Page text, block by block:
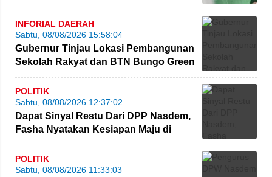
Jambi
INFORIAL DAERAH
Sabtu, 08/08/2026 15:58:04
Gubernur Tinjau Lokasi Pembangunan
Sekolah Rakyat dan BTN Bungo Green
City
POLITIK
Sabtu, 08/08/2026 12:37:02
Dapat Sinyal Restu Dari DPP Nasdem,
Fasha Nyatakan Kesiapan Maju di
Pilgub Jambi
POLITIK
Sabtu, 08/08/2026 11:33:03